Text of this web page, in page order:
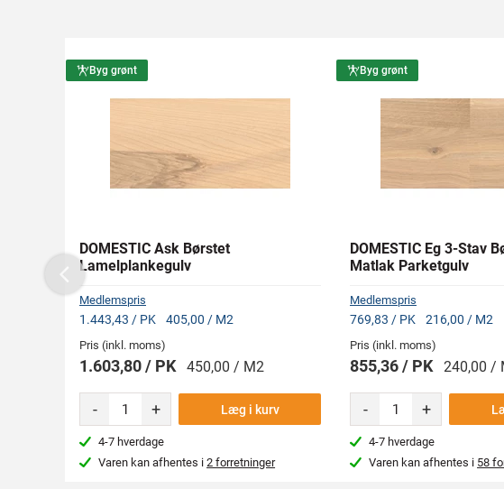
Byg grønt
DOMESTIC Ask Børstet
Lamelplankegulv
Medlemspris
1.443,43 / PK 405,00 / M2
Pris (inkl. moms)
1.603,80 / PK 450,00 / M2
- + Læg i kurv
4-7 hverdage
Varen kan afhentes i2 forretninger
Byg grønt
DOMESTIC Eg 3-Stav
Matlak Parketgulv
Medlemspris
769,83 / PK 216,00 / M2
Pris (inkl. moms)
855,36 / PK 240,00 /
- +
4-7 hverdage
Varen kan afhentes i 58
Previous